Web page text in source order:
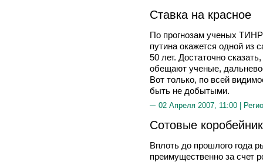
Ставка на красное
По прогнозам ученых
путина окажется одной
50 лет. Достаточно
обещают ученые,
Вот только, по всей
быть не добытыми.
02 Апреля 2007, 11:00 |
Сотовые
Вплоть до прошлого года
преимущественно за счет